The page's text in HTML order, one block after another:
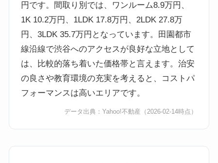
円です。間取り別では、ワンルーム8.9万円、
1K 10.2万円、1LDK 17.8万円、2LDK 27.8万
円、3LDK 35.7万円となっています。田園都市
線沿線で渋谷へのアクセスが良好な立地として
は、比較的落ち着いた価格帯と言えます。治安
の良さや教育環境の充実を考えると、コストパ
フォーマンスは高いエリアです。
データ出典：Yahoo!不動産 （2026-02-14時点）